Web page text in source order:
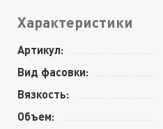
Характеристики
Артикул:
Вид фасовки:
Вязкость:
Объем: